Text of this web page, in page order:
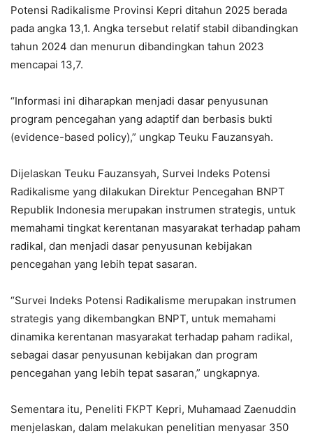
Potensi Radikalisme Provinsi Kepri ditahun 2025 berada
pada angka 13,1. Angka tersebut relatif stabil dibandingkan
tahun 2024 dan menurun dibandingkan tahun 2023
mencapai 13,7.
“Informasi ini diharapkan menjadi dasar penyusunan
program pencegahan yang adaptif dan berbasis bukti
(evidence-based policy),” ungkap Teuku Fauzansyah.
Dijelaskan Teuku Fauzansyah, Survei Indeks Potensi
Radikalisme yang dilakukan Direktur Pencegahan BNPT
Republik Indonesia merupakan instrumen strategis, untuk
memahami tingkat kerentanan masyarakat terhadap paham
radikal, dan menjadi dasar penyusunan kebijakan
pencegahan yang lebih tepat sasaran.
“Survei Indeks Potensi Radikalisme merupakan instrumen
strategis yang dikembangkan BNPT, untuk memahami
dinamika kerentanan masyarakat terhadap paham radikal,
sebagai dasar penyusunan kebijakan dan program
pencegahan yang lebih tepat sasaran,” ungkapnya.
Sementara itu, Peneliti FKPT Kepri, Muhamaad Zaenuddin
menjelaskan, dalam melakukan penelitian menyasar 350